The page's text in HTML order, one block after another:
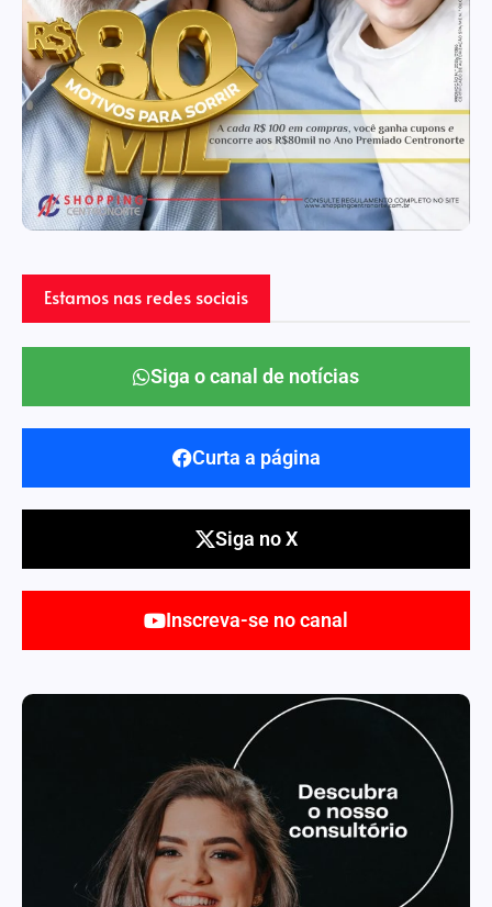
Estamos nas redes sociais
Siga o canal de notícias
Curta a página
Siga no X
Inscreva-se no canal